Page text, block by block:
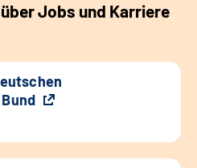
Jobs und Karriere